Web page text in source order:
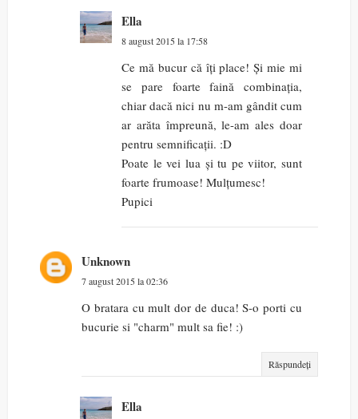
Ella
8 august 2015 la 17:58
Ce mă bucur că îți place! Și mie mi
se pare foarte faină combinația,
chiar dacă nici nu m-am gândit cum
ar arăta împreună, le-am ales doar
pentru semnificații. :D
Poate le vei lua și tu pe viitor, sunt
foarte frumoase! Mulțumesc!
Pupici
Unknown
7 august 2015 la 02:36
O bratara cu mult dor de duca! S-o porti cu
bucurie si "charm" mult sa fie! :)
Răspundeți
Ella